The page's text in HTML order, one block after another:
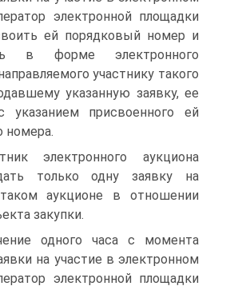
электронной площадки
ей порядковый номер и
в форме электронного
участнику такого
указанную заявку, ее
указанием присвоенного ей
номера.
электронного аукциона
только одну заявку на
аукционе в отношении
закупки.
одного часа с момента
на участие в электронном
электронной площадки